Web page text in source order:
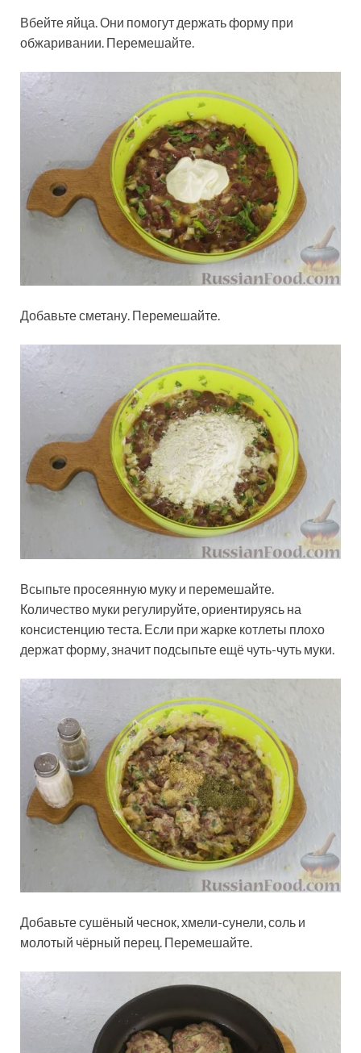
Вбейте яйца. Они помогут держать форму при
обжаривании. Перемешайте.
Добавьте сметану. Перемешайте.
Всыпьте просеянную муку и перемешайте.
Количество муки регулируйте, ориентируясь на
консистенцию теста. Если при жарке котлеты плохо
держат форму, значит подсыпьте ещё чуть-чуть муки.
Добавьте сушёный чеснок, хмели-сунели, соль и
молотый чёрный перец. Перемешайте.